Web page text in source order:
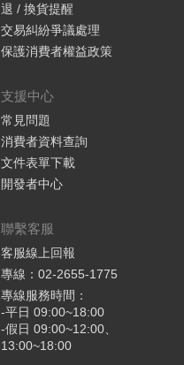
退 / 換貨提醒
交易糾紛爭議處理
保護消費者權益政策
支援中心
常見問題
消費者資料查詢
文件表單下載
開發者中心
聯繫客服
客服線上回報
專線：02-2655-1775
專線服務時間：
-平日 09:00~18:00
-假日 09:00~12:00、
13:00~18:00